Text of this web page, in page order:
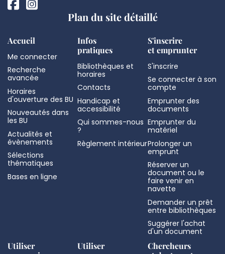
Plan du site détaillé
Accueil
Me connecter
Recherche
avancée
Horaires
d'ouverture des BU
Nouveautés dans
les BU
Actualités et
évènements
Sélections
thématiques
Bases en ligne
Infos
pratiques
Bibliothèques et
horaires
Contacts
Handicap et
accessibilité
Qui sommes-nous
?
Règlement intérieur
S'inscrire
et emprunter
S'inscrire
Se connecter à son
compte
Emprunter des
documents
Emprunter du
matériel
Prolonger un
emprunt
Réserver un
document ou le
faire venir en
navette
Demander un prêt
entre bibliothèques
Suggérer l'achat
d'un document
Utiliser
Utiliser
Chercheurs